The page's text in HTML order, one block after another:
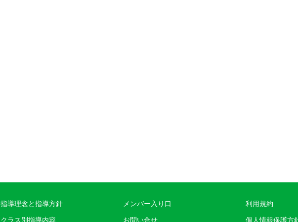
指導理念と指導方針
クラス別指導内容
メンバー入り口
お問い合せ
利用規約
個人情報保護方